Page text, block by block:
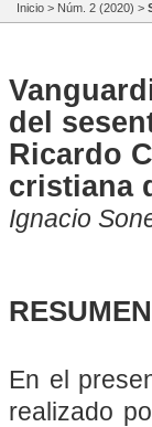
Inicio > Núm. 2 (2020) >
del
Ricardo
cristiana
Ignacio
RESUMEN
En el
realizado